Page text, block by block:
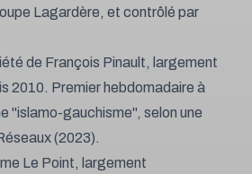
Lagardère, et contrôlé par
de François Pinault, largement
2010. Premier hebdomadaire à
"islamo-gauchisme", selon une
(2023).
Le Point, largement